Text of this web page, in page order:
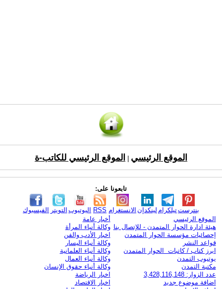
الموقع الرئيسي الموقع الرئيسي للكاتب-ة
تابعونا على:
الفيسبوك التويتر اليوتيوب RSS الانستغرام لينكدإن تيلكرامبنترست
الموقع الرئيسي
هيئة ادارة الحوار المتمدن - للإتصال بنا
إحصائيات مؤسسة الحوار المتمدن
قواعد النشر
ابرز كتاب / كاتبات الحوار المتمدن
يوتيوب التمدن
مكتبة التمدن
عدد الزوار: 3,428,116,148
اضافة موضوع جديد
أخبار عامة
وكالة أنباء المرأة
اخبار الأدب والفن
وكالة أنباء اليسار
وكالة أنباء العلمانية
وكالة أنباء العمال
وكالة أنباء حقوق الإنسان
اخبار الرياضة
اخبار الاقتصاد